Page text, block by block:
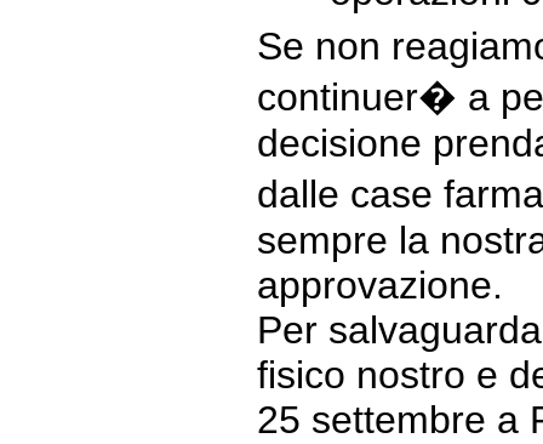
Se non
continuer� a
decisione
dalle case
sempre la
approvazione.
Per
fisico nostro e
25 settembre a